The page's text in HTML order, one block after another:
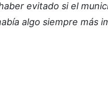
evitado si el
algo siempre más